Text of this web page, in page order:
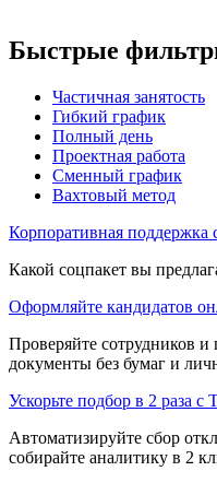
Быстрые
Частичная занятость
Гибкий график
Полный день
Проектная работа
Сменный график
Вахтовый метод
Корпоративная поддержка
Какой соцпакет вы
Оформляйте кандидатов
Проверяйте сотрудников
документы без бумаг и
Ускорьте подбор в 2 раза с
Автоматизируйте сбор
собирайте аналитику в 2